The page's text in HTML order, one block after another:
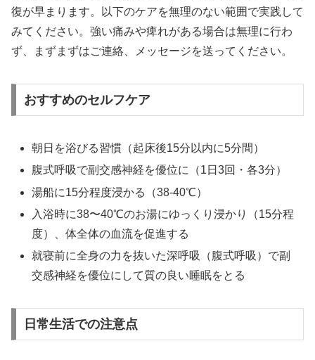
復が早まります。以下のケアを無理のない範囲で実践して
みてください。強い痛みや痺れがある場合は無理に行わ
ず、まずまずはご連絡、メッセージを送ってください。
おすすめのセルフケア
朝日を浴びる習慣（起床後15分以内に5分間）
腹式呼吸で副交感神経を優位に（1日3回・各3分）
湯船に15分程度浸かる（38-40℃）
入浴時に38〜40℃のお湯にゆっくり浸かり（15分程
度）、体全体の血流を促進する
就寝前に全身の力を抜いた深呼吸（腹式呼吸）で副
交感神経を優位にして質の良い睡眠をとる
日常生活での注意点